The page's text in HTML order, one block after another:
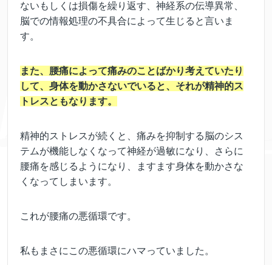
ないもしくは損傷を繰り返す、神経系の伝導異常、
脳での情報処理の不具合によって生じると言いま
す。
また、腰痛によって痛みのことばかり考えていたり
して、身体を動かさないでいると、それが精神的ス
トレスともなります。
精神的ストレスが続くと、痛みを抑制する脳のシス
テムが機能しなくなって神経が過敏になり、さらに
腰痛を感じるようになり、ますます身体を動かさな
くなってしまいます。
これが腰痛の悪循環です。
私もまさにこの悪循環にハマっていました。